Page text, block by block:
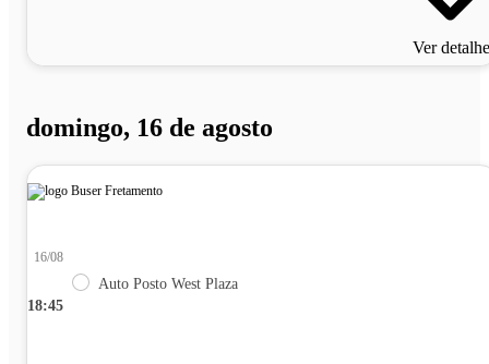
Ver
domingo, 16 de agosto
18:45
16/08
Auto Posto West Plaza